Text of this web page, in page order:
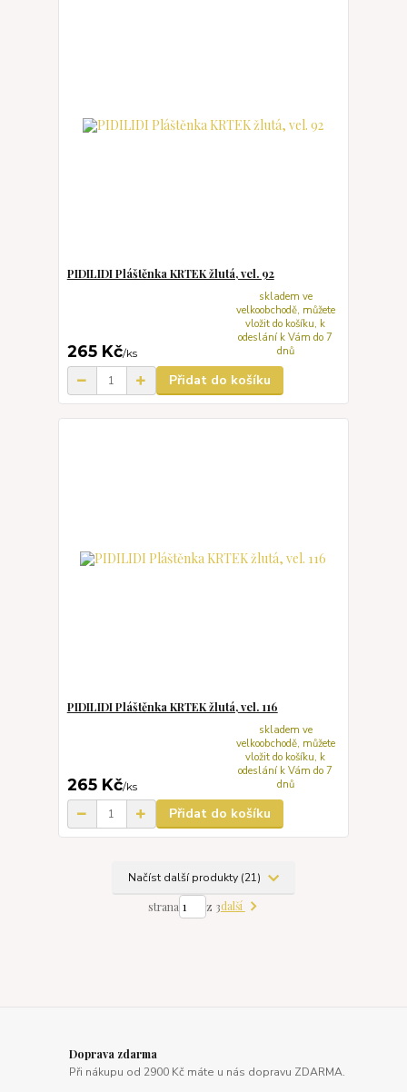
PIDILIDI Pláštěnka KRTEK žlutá, vel. 92
265 Kč/ks
skladem ve
velkoobchodě, můžete
vložit do košíku, k
odeslání k Vám do 7
dnů
Přidat do košíku
PIDILIDI Pláštěnka KRTEK žlutá, vel. 116
265 Kč/ks
skladem ve
velkoobchodě, můžete
vložit do košíku, k
odeslání k Vám do 7
dnů
Přidat do košíku
Načíst další produkty (21)
strana z 3další
Doprava zdarma
Při nákupu od 2900 Kč máte u nás dopravu ZDARMA.